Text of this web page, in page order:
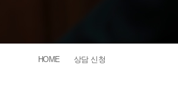
HOME 상담 신청